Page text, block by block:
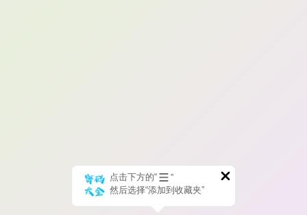
点击下方的“
”
然后选择“添加到收藏夹”